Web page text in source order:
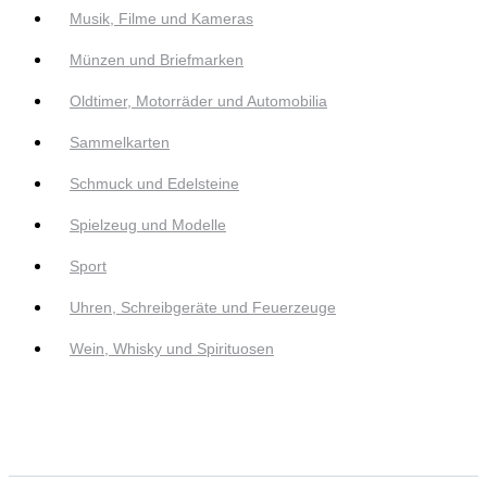
Musik, Filme und Kameras
Münzen und Briefmarken
Oldtimer, Motorräder und Automobilia
Sammelkarten
Schmuck und Edelsteine
Spielzeug und Modelle
Sport
Uhren, Schreibgeräte und Feuerzeuge
Wein, Whisky und Spirituosen